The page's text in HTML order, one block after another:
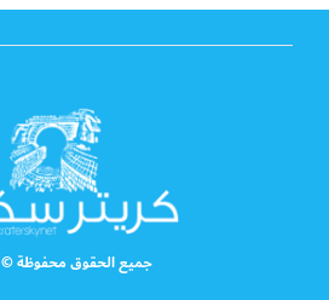
جميع الحقوق محفوظة © 2026